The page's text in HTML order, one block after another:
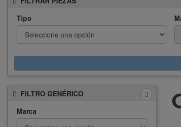
Tipo
FILTRO GENÉRICO
Marca